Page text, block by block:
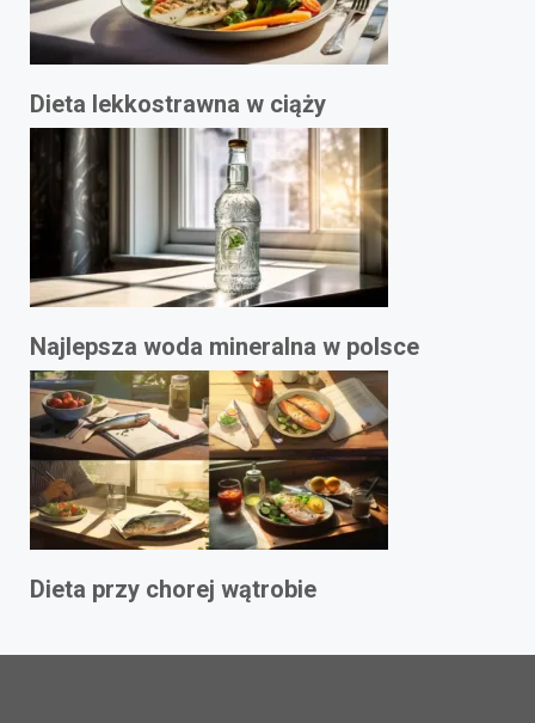
Dieta lekkostrawna w ciąży
Najlepsza woda mineralna w polsce
Dieta przy chorej wątrobie